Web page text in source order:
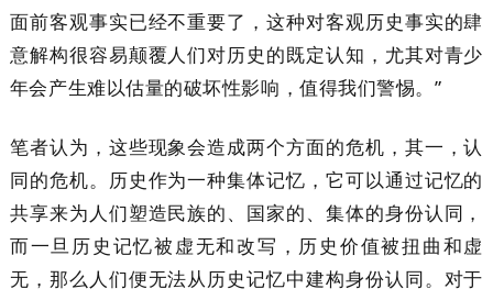
面前客观事实已经不重要了，这种对客观历史事实的肆
意解构很容易颠覆人们对历史的既定认知，尤其对青少
年会产生难以估量的破坏性影响，值得我们警惕。”
笔者认为，这些现象会造成两个方面的危机，其一，认
同的危机。历史作为一种集体记忆，它可以通过记忆的
共享来为人们塑造民族的、国家的、集体的身份认同，
而一旦历史记忆被虚无和改写，历史价值被扭曲和虚
无，那么人们便无法从历史记忆中建构身份认同。对于